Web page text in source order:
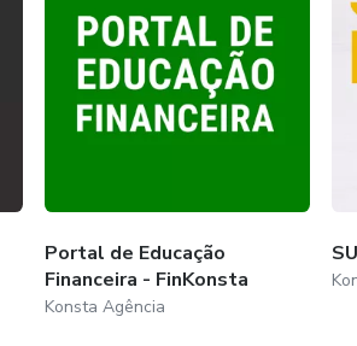
Portal de Educação
Financeira - FinKonsta
Konsta Agência